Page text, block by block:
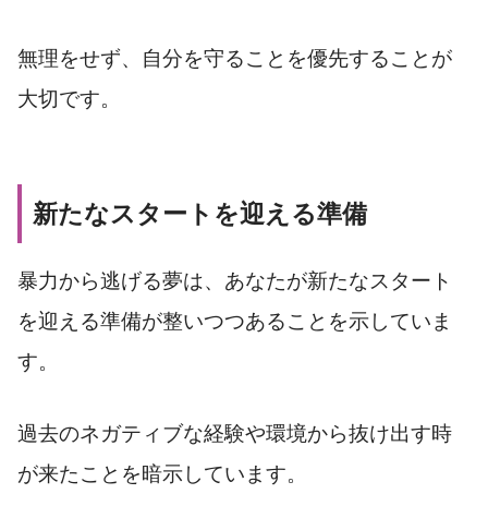
無理をせず、自分を守ることを優先することが
大切です。
新たなスタートを迎える準備
暴力から逃げる夢は、あなたが新たなスタート
を迎える準備が整いつつあることを示していま
す。
過去のネガティブな経験や環境から抜け出す時
が来たことを暗示しています。